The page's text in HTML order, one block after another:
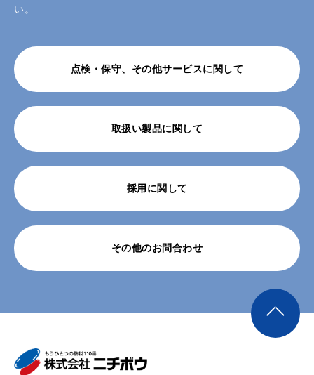
い。
点検・保守、その他サービスに関して
取扱い製品に関して
採用に関して
その他のお問合わせ